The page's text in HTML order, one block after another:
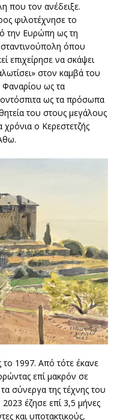
που τον ανέδειξε.
φιλοτέχνησε το
την Ευρώπη ως τη
όπου
επιχείρησε να σκάψει
στον καμβά του
ως τα
ως τα πρόσωπα
του στους μεγάλους
ο Κερεστετζής
1997. Από τότε έκανε
επί μακρόν σε
σύνεργα της τέχνης του
έζησε επί 3,5 μήνες
και υποτακτικούς,